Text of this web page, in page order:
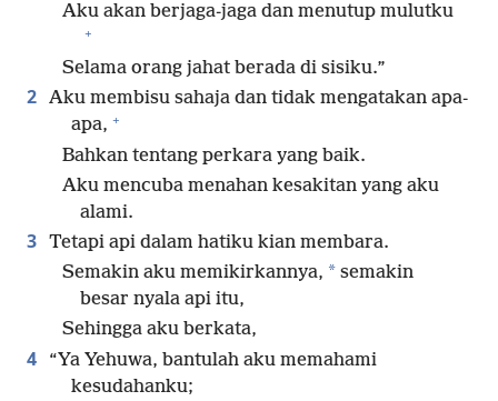
Aku akan berjaga-jaga dan menutup mulutku
+
Selama orang jahat berada di sisiku.”
2 Aku membisu sahaja dan tidak mengatakan apa-
apa, +
Bahkan tentang perkara yang baik.
Aku mencuba menahan kesakitan yang aku
alami.
3 Tetapi api dalam hatiku kian membara.
Semakin aku memikirkannya, * semakin
besar nyala api itu,
Sehingga aku berkata,
4
“Ya Yehuwa, bantulah aku memahami
kesudahanku;